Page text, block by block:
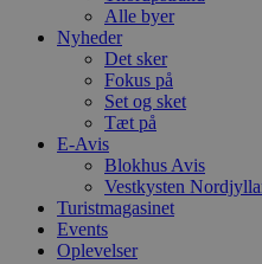
Alle byer
Nyheder
Det sker
Fokus på
Set og sket
Tæt på
E-Avis
Blokhus Avis
Vestkysten
Turistmagasinet
Events
Oplevelser